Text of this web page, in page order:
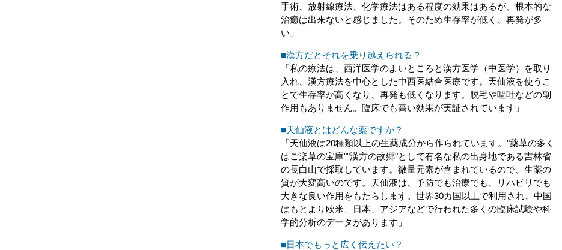
手術、放射線療法、化学療法はある程度の効果はあるが、根本的な
治癒は出来ないと感じました。そのため生存率が低く、再発が多
い」
■漢方だとそれを乗り越えられる？
「私の療法は、西洋医学のよいところと漢方医学（中医学）を取り
入れ、漢方療法を中心とした中西医結合医療です。天仙液を使うこ
とで生存率が高くなり、再発も低くなります。脱毛や嘔吐などの副
作用もありません。臨床でも高い効果が実証されています」
■天仙液とはどんな薬ですか？
「天仙液は20種類以上の生薬成分から作られています。"薬草の多く
はご楽草の宝庫""漢方の故郷"として有名な私の出身地である吉林省
の長白山で採取しています。微量元素が含まれているので、生薬の
質が大変高いのです。天仙液は、予防でも治療でも、リハビリでも
大きな良い作用をもたらします。世界30カ国以上で利用され、中国
はもとより欧米、日本、アジアなどで行われた多くの臨床試験や科
学的分析のデータがあります」
■日本でもっと広く伝えたい？